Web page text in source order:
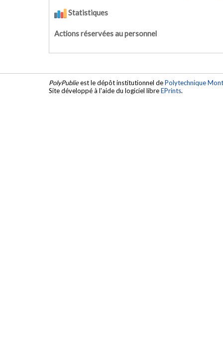
Statistiques
Actions réservées au personnel
PolyPublieest le dépôt institutionnel dePolytechnique
Site développé à l'aide du logiciel libreEPrints.